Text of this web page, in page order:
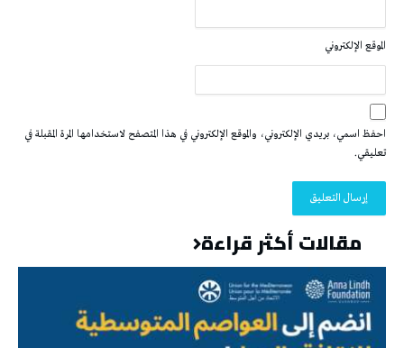
الموقع الإلكتروني
احفظ اسمي، بريدي الإلكتروني، والموقع الإلكتروني في هذا المتصفح لاستخدامها المرة المقبلة في
تعليقي.
مقالات أكثر قراءة